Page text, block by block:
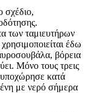
σχέδιο,
των ταμιευτήρων
έδω
βόρεια
Μόνο τους τρεις
κατά
με νερό σήμερα